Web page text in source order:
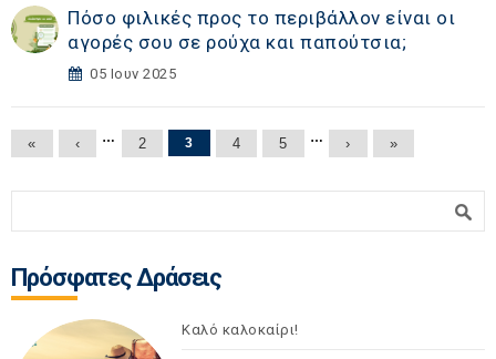
Πόσο φιλικές προς το περιβάλλον είναι οι
αγορές σου σε ρούχα και παπούτσια;
05 Ιουν 2025
Σελίδες
« ‹ … 2 3 4 5 … › »
Πρόσφατες Δράσεις
Καλό καλοκαίρι!